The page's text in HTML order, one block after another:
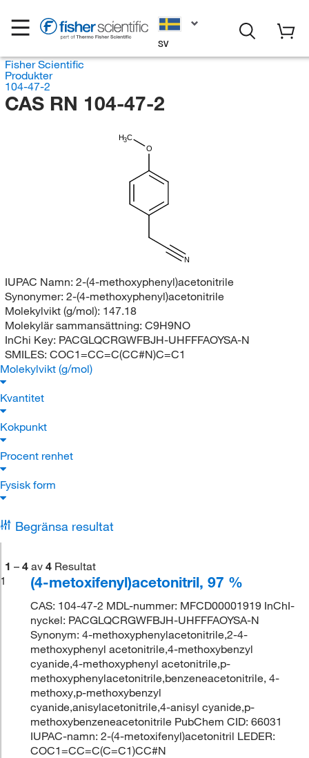
SV
Fisher Scientific
Produkter
104-47-2
CAS RN 104-47-2
H3C
O
N
IUPAC Namn: 2-(4-methoxyphenyl)acetonitrile
Synonymer: 2-(4-methoxyphenyl)acetonitrile
Molekylvikt (g/mol): 147.18
Molekylär sammansättning: C9H9NO
InChi Key: PACGLQCRGWFBJH-UHFFFAOYSA-N
SMILES: COC1=CC=C(CC#N)C=C1
Molekylvikt (g/mol)
Kvantitet
Kokpunkt
Procent renhet
Fysisk form
Begränsa resultat
1 – 4 av 4 Resultat
1
(4-metoxifenyl)acetonitril, 97 %
CAS: 104-47-2 MDL-nummer: MFCD00001919 InChI-
nyckel: PACGLQCRGWFBJH-UHFFFAOYSA-N
Synonym: 4-methoxyphenylacetonitrile,2-4-
methoxyphenyl acetonitrile,4-methoxybenzyl
cyanide,4-methoxyphenyl acetonitrile,p-
methoxyphenylacetonitrile,benzeneacetonitrile, 4-
methoxy,p-methoxybenzyl
cyanide,anisylacetonitrile,4-anisyl cyanide,p-
methoxybenzeneacetonitrile PubChem CID: 66031
IUPAC-namn: 2-(4-metoxifenyl)acetonitril LEDER:
COC1=CC=C(C=C1)CC#N